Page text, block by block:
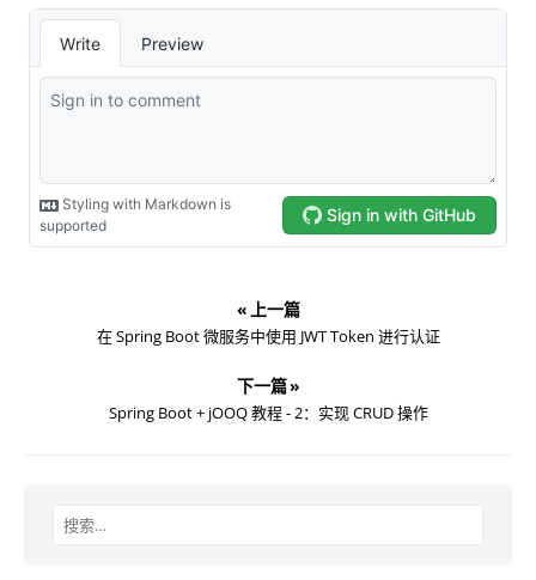
« 上一篇
在 Spring Boot 微服务中使用 JWT Token 进行认证
下一篇 »
Spring Boot + jOOQ 教程 - 2：实现 CRUD 操作